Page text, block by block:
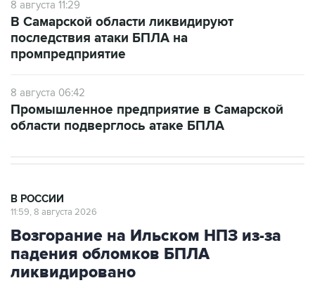
последствия атаки БПЛА на
промпредприятие
8 августа 06:42
области подверглось атаке БПЛА
Возгорание на Ильском НПЗ из-за
падения обломков БПЛА
ликвидировано
Москва. 8 августа. INTERFAX.RU - Специалисты